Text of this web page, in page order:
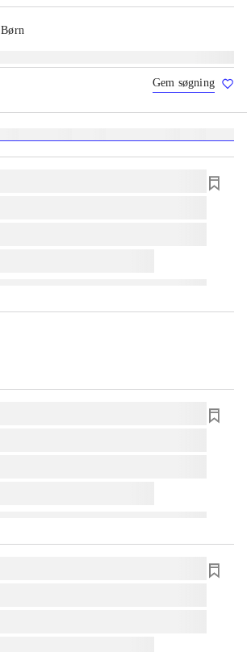
Børn
Gem søgning
lorem ipsum dolor sit amet ...
lorem ipsum dolor sit amet ...
lorem ipsum dolor sit amet ...